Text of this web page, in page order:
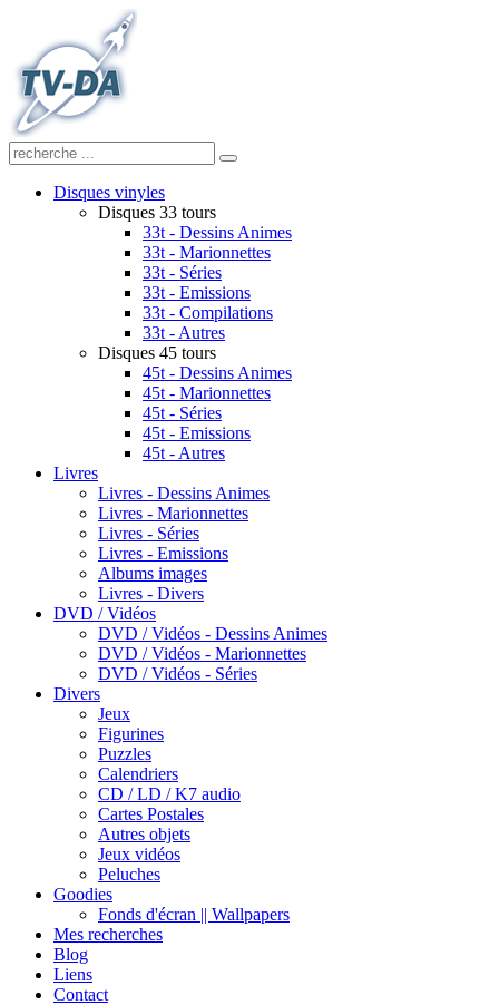
Disques vinyles
Disques 33 tours
33t - Dessins Animes
33t - Marionnettes
33t - Séries
33t - Emissions
33t - Compilations
33t - Autres
Disques 45 tours
45t - Dessins Animes
45t - Marionnettes
45t - Séries
45t - Emissions
45t - Autres
Livres
Livres - Dessins Animes
Livres - Marionnettes
Livres - Séries
Livres - Emissions
Albums images
Livres - Divers
DVD / Vidéos
DVD / Vidéos - Dessins Animes
DVD / Vidéos - Marionnettes
DVD / Vidéos - Séries
Divers
Jeux
Figurines
Puzzles
Calendriers
CD / LD / K7 audio
Cartes Postales
Autres objets
Jeux vidéos
Peluches
Goodies
Fonds d'écran || Wallpapers
Mes recherches
Blog
Liens
Contact